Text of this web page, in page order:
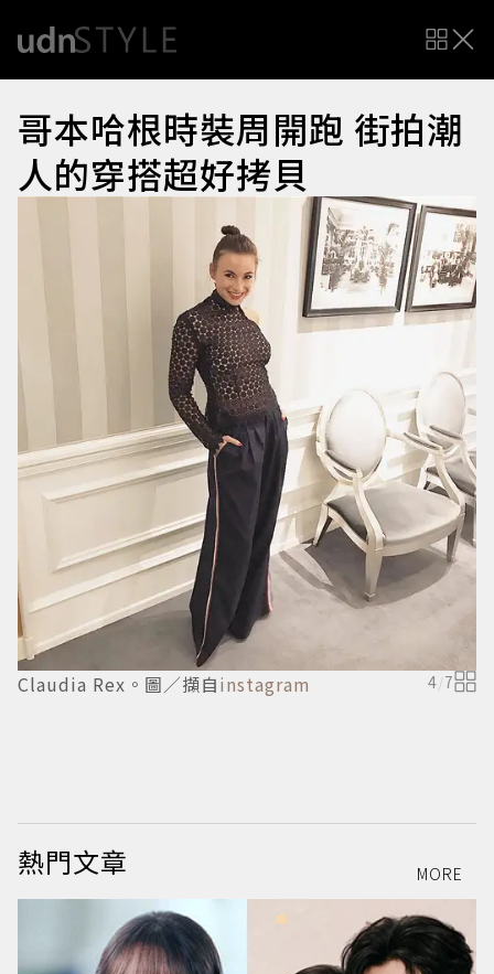
哥本哈根時裝周開跑 街拍潮
人的穿搭超好拷貝
Claudia Rex。圖／擷自instagram 4/7
熱門文章 MORE